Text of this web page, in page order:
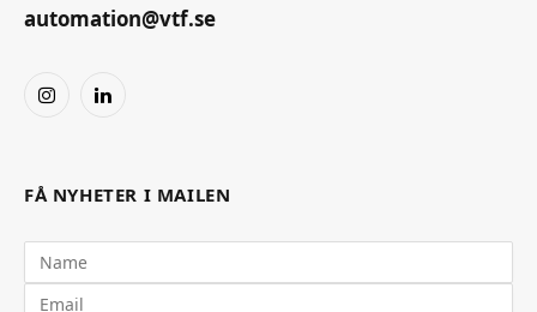
automation@vtf.se
InstagramLinkedIn
FÅ NYHETER I MAILEN